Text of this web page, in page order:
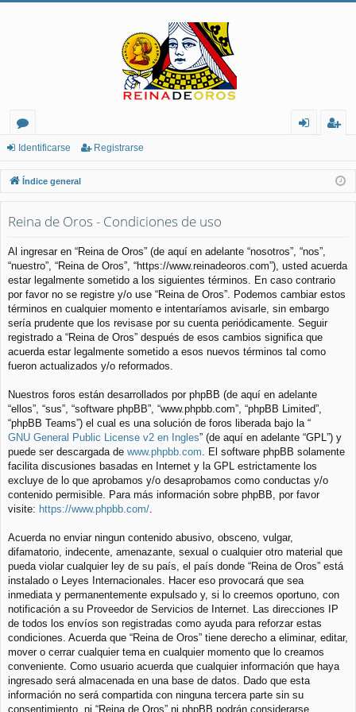
or
os
nt
ifi
rs
e
ist
ra
Identificarse Registrarse
Índice general
Reina de Oros - Condiciones de uso
Al ingresar en “Reina de Oros” (de aquí en adelante “nosotros”, “nos”,
“nuestro”, “Reina de Oros”, “https://www.reinadeoros.com”), usted acuerda
estar legalmente sometido a los siguientes términos. En caso contrario
por favor no se registre y/o use “Reina de Oros”. Podemos cambiar estos
términos en cualquier momento e intentaríamos avisarle, sin embargo
sería prudente que los revisase por su cuenta periódicamente. Seguir
registrado a “Reina de Oros” después de esos cambios significa que
acuerda estar legalmente sometido a esos nuevos términos tal como
fueron actualizados y/o reformados.
Nuestros foros están desarrollados por phpBB (de aquí en adelante
“ellos”, “sus”, “software phpBB”, “www.phpbb.com”, “phpBB Limited”,
“phpBB Teams”) el cual es una solución de foros liberada bajo la “
GNU General Public License v2 en Ingles” (de aquí en adelante “GPL”) y
puede ser descargada de www.phpbb.com . El software phpBB solamente
facilita discusiones basadas en Internet y la GPL estrictamente los
excluye de lo que aprobamos y/o desaprobamos como conductas y/o
contenido permisible. Para más información sobre phpBB, por favor
visite: https://www.phpbb.com/
Acuerda no enviar ningun contenido abusivo, obsceno, vulgar,
difamatorio, indecente, amenazante, sexual o cualquier otro material que
pueda violar cualquier ley de su país, el país donde “Reina de Oros” está
instalado o Leyes Internacionales. Hacer eso provocará que sea
inmediata y permanentemente expulsado y, si lo creemos oportuno, con
notificación a su Proveedor de Servicios de Internet. Las direcciones IP
de todos los envíos son registradas como ayuda para reforzar estas
condiciones. Acuerda que “Reina de Oros” tiene derecho a eliminar, editar,
mover o cerrar cualquier tema en cualquier momento que lo creamos
conveniente. Como usuario acuerda que cualquier información que haya
ingresado será almacenada en una base de datos. Dado que esta
información no será compartida con ninguna tercera parte sin su
consentimiento, ni “Reina de Oros” ni phpBB podrán considerarse